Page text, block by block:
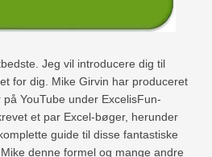
Jeg vil introducere dig til
for dig. Mike Girvin har produceret
YouTube under ExcelisFun-
et par Excel-bøger, herunder
guide til disse fantastiske
denne formel og mange andre